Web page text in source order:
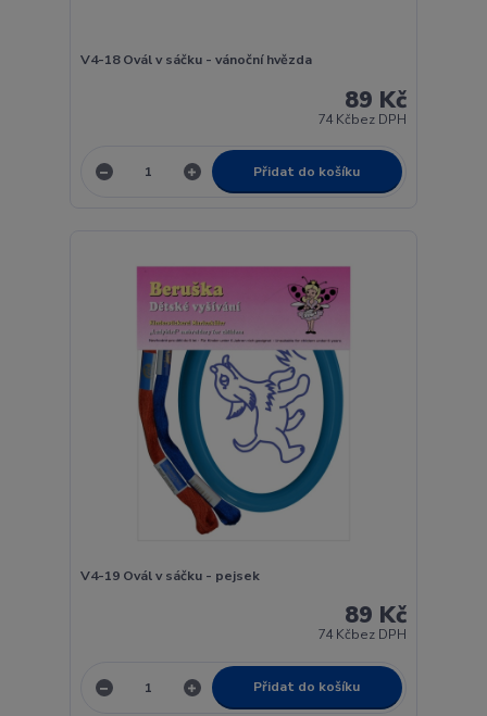
V4-18 Ovál v sáčku - vánoční hvězda
89 Kč
74 Kčbez DPH
Přidat do košíku
V4-19 Ovál v sáčku - pejsek
89 Kč
74 Kčbez DPH
Přidat do košíku